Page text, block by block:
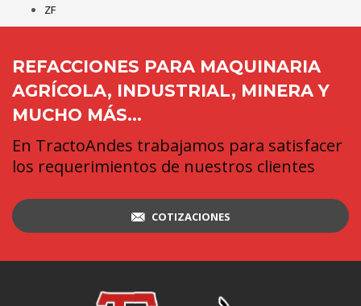
ZF
REFACCIONES PARA MAQUINARIA
AGRÍCOLA, INDUSTRIAL, MINERA Y
MUCHO MÁS...
En TractoAndes trabajamos para satisfacer
los requerimientos de nuestros clientes
COTIZACIONES